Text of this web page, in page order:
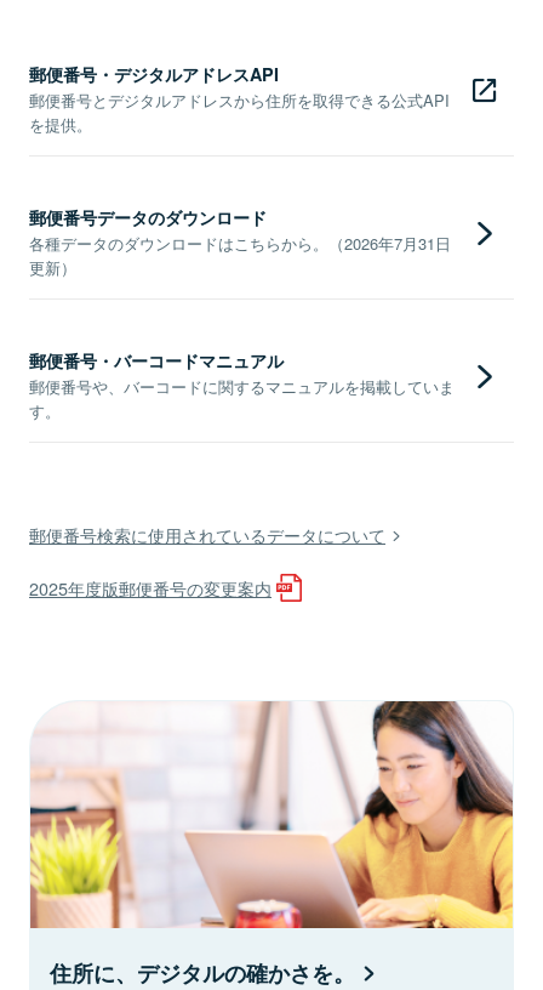
郵便番号・デジタルアドレスAPI
郵便番号とデジタルアドレスから住所を取得できる公式API
を提供。
郵便番号データのダウンロード
各種データのダウンロードはこちらから。（2026年7月31日
更新）
郵便番号・バーコードマニュアル
郵便番号や、バーコードに関するマニュアルを掲載していま
す。
郵便番号検索に使用されているデータについて
2025年度版郵便番号の変更案内
住所に、デジタルの確かさを。